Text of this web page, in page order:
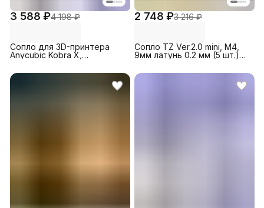
3 588 ₽4 198 ₽
Сопло для 3D-принтера
Anycubic Kobra X,
шт)
2 748 ₽3 216 ₽
Сопло TZ Ver.2.0 mini, M4,
9мм латунь 0.2 мм (5 шт.)
Lab A1/A1
mini/P2S/H2D/H2C/H2S